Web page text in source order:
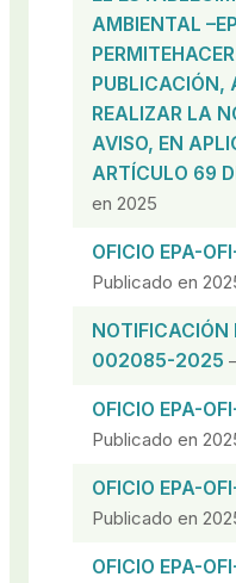
AMBIENTAL
PUBLICACIÓN,
REALIZAR LA
AVISO, EN
ARTÍCULO 69
en 2025
OFICIO EPA-
Publicado en
NOTIFICACIÓN
002085-2025
OFICIO EPA-
Publicado en
OFICIO EPA-
Publicado en
OFICIO EPA-